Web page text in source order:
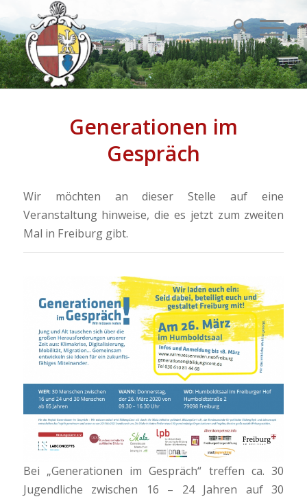
Generationen im
Gespräch
Wir möchten an dieser Stelle auf eine
Veranstaltung hinweise, die es jetzt zum zweiten
Mal in Freiburg gibt.
Bei „Generationen im Gespräch“ treffen ca. 30
Jugendliche zwischen 16 – 24 Jahren auf 30